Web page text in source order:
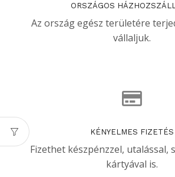
ORSZÁGOS
Az ország egész területére
vállaljuk.
KÉNYELMES FIZETÉS
Fizethet készpénzzel, utalással,
kártyával is.